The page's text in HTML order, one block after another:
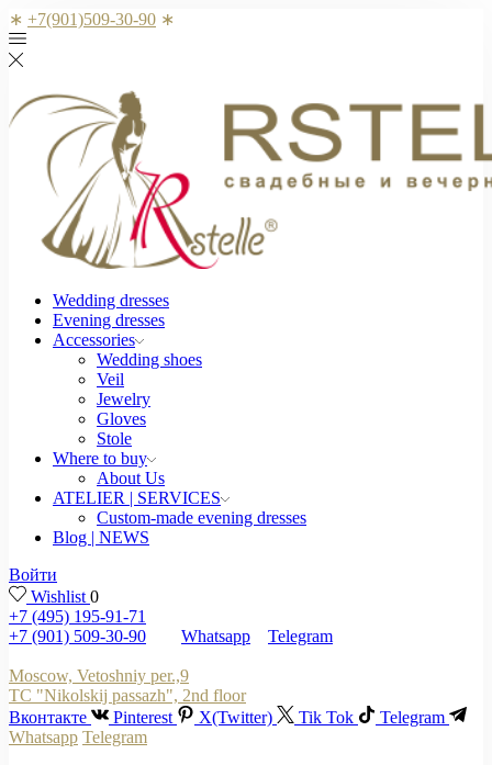
∗ +7(901)509-30-90 ∗
Wedding dresses
Evening dresses
Accessories
Wedding shoes
Veil
Jewelry
Gloves
Stole
Where to buy
About Us
ATELIER | SERVICES
Custom-made evening dresses
Blog | NEWS
Войти
Wishlist 0
+7 (495) 195-91-71
+7 (901) 509-30-90
Whatsapp Telegram
Moscow, Vetoshniy per.,9
TC "Nikolskij passazh", 2nd floor
Вконтакте
Pinterest X(Twitter) Tik Tok
Telegram
Whatsapp Telegram